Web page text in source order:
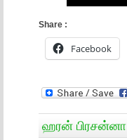
Share :
Facebook
ஹரன் பிரசன்னா